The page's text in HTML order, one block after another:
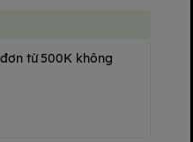
từ 500K không